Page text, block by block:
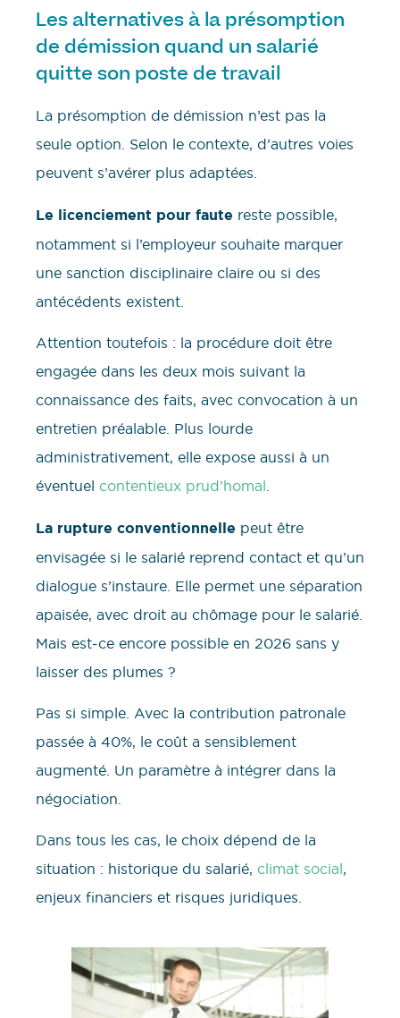
Les alternatives à la présomption
de démission quand un salarié
quitte son poste de travail
La présomption de démission n’est pas la
seule option. Selon le contexte, d’autres voies
peuvent s’avérer plus adaptées.
Le licenciement pour faute reste possible,
notamment si l’employeur souhaite marquer
une sanction disciplinaire claire ou si des
antécédents existent.
Attention toutefois : la procédure doit être
engagée dans les deux mois suivant la
connaissance des faits, avec convocation à un
entretien préalable. Plus lourde
administrativement, elle expose aussi à un
éventuel contentieux prud’homal.
La rupture conventionnelle peut être
envisagée si le salarié reprend contact et qu’un
dialogue s’instaure. Elle permet une séparation
apaisée, avec droit au chômage pour le salarié.
Mais est-ce encore possible en 2026 sans y
laisser des plumes ?
Pas si simple. Avec la contribution patronale
passée à 40%, le coût a sensiblement
augmenté. Un paramètre à intégrer dans la
négociation.
Dans tous les cas, le choix dépend de la
situation : historique du salarié, climat social,
enjeux financiers et risques juridiques.